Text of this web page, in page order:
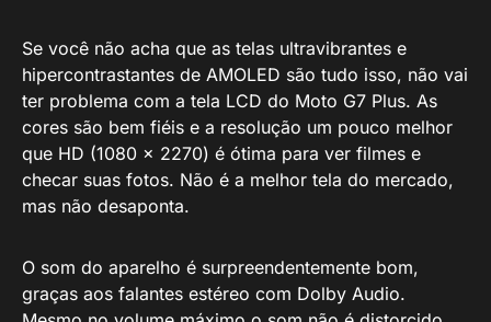
Se você não acha que as telas ultravibrantes e
hipercontrastantes de AMOLED são tudo isso, não vai
ter problema com a tela LCD do Moto G7 Plus. As
cores são bem fiéis e a resolução um pouco melhor
que HD (1080 x 2270) é ótima para ver filmes e
checar suas fotos. Não é a melhor tela do mercado,
mas não desaponta.
O som do aparelho é surpreendentemente bom,
graças aos falantes estéreo com Dolby Audio.